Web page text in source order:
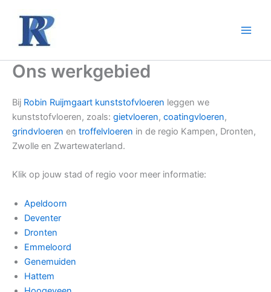
inhoud
Ons werkgebied
Bij Robin Ruijmgaart kunststofvloeren leggen we
kunststofvloeren, zoals: gietvloeren, coatingvloeren,
grindvloeren en troffelvloeren in de regio Kampen, Dronten,
Zwolle en Zwartewaterland.
Klik op jouw stad of regio voor meer informatie:
Apeldoorn
Deventer
Dronten
Emmeloord
Genemuiden
Hattem